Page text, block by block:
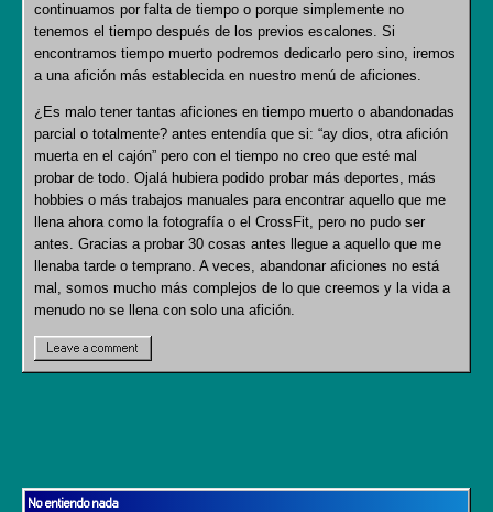
continuamos por falta de tiempo o porque simplemente no
tenemos el tiempo después de los previos escalones. Si
encontramos tiempo muerto podremos dedicarlo pero sino, iremos
a una afición más establecida en nuestro menú de aficiones.
¿Es malo tener tantas aficiones en tiempo muerto o abandonadas
parcial o totalmente? antes entendía que si: “ay dios, otra afición
muerta en el cajón” pero con el tiempo no creo que esté mal
probar de todo. Ojalá hubiera podido probar más deportes, más
hobbies o más trabajos manuales para encontrar aquello que me
llena ahora como la fotografía o el CrossFit, pero no pudo ser
antes. Gracias a probar 30 cosas antes llegue a aquello que me
llenaba tarde o temprano. A veces, abandonar aficiones no está
mal, somos mucho más complejos de lo que creemos y la vida a
menudo no se llena con solo una afición.
Leave a comment
No entiendo nada